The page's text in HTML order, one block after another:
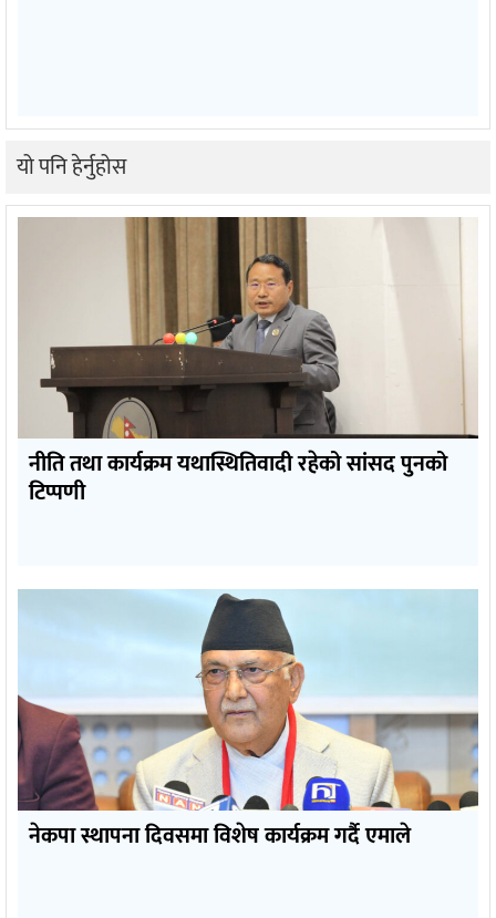
यो पनि हेर्नुहोस
नीति तथा कार्यक्रम यथास्थितिवादी रहेको सांसद पुनको
टिप्पणी
नेकपा स्थापना दिवसमा विशेष कार्यक्रम गर्दै एमाले